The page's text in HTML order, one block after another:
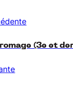
(3e et